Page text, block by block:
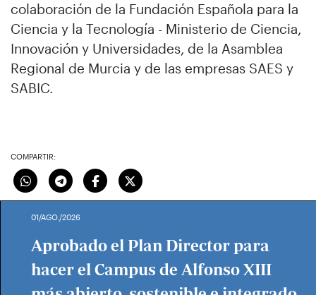
colaboración de la Fundación Española para la
Ciencia y la Tecnología - Ministerio de Ciencia,
Innovación y Universidades, de la Asamblea
Regional de Murcia y de las empresas SAES y
SABIC.
COMPARTIR:
01/AGO./2026
Aprobado el Plan Director para
hacer el Campus de Alfonso XIII